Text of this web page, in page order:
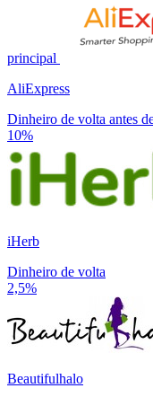
principal
AliExpress
Dinheiro de volta antes
10%
iHerb
Dinheiro de volta
2,5%
Beautifulhalo